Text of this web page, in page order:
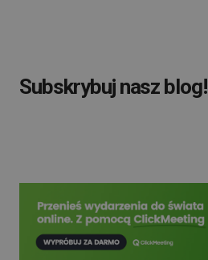
Subskrybuj nasz blog!